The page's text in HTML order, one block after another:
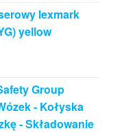
lexmark
yellow
Group
- Kołyska
- Składowanie